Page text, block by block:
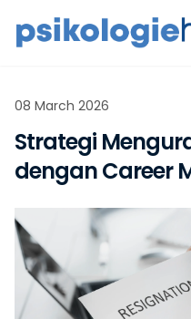
08 March 2026
Strategi
dengan Career